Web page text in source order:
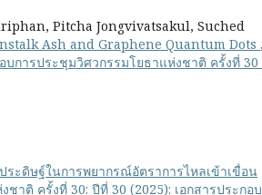
Pitcha Jongvivatsakul, Suched
Ash and Graphene Quantum Dots
บการประชุมวิศวกรรมโยธาแห่งชาติ ครั้งที่ 30
ะดิษฐ์ในการพยากรณ์อัตราการไหลเข้าเขื่อน
าติ ครั้งที่ 30: ปีที่ 30 (2025): เอกสารประกอ